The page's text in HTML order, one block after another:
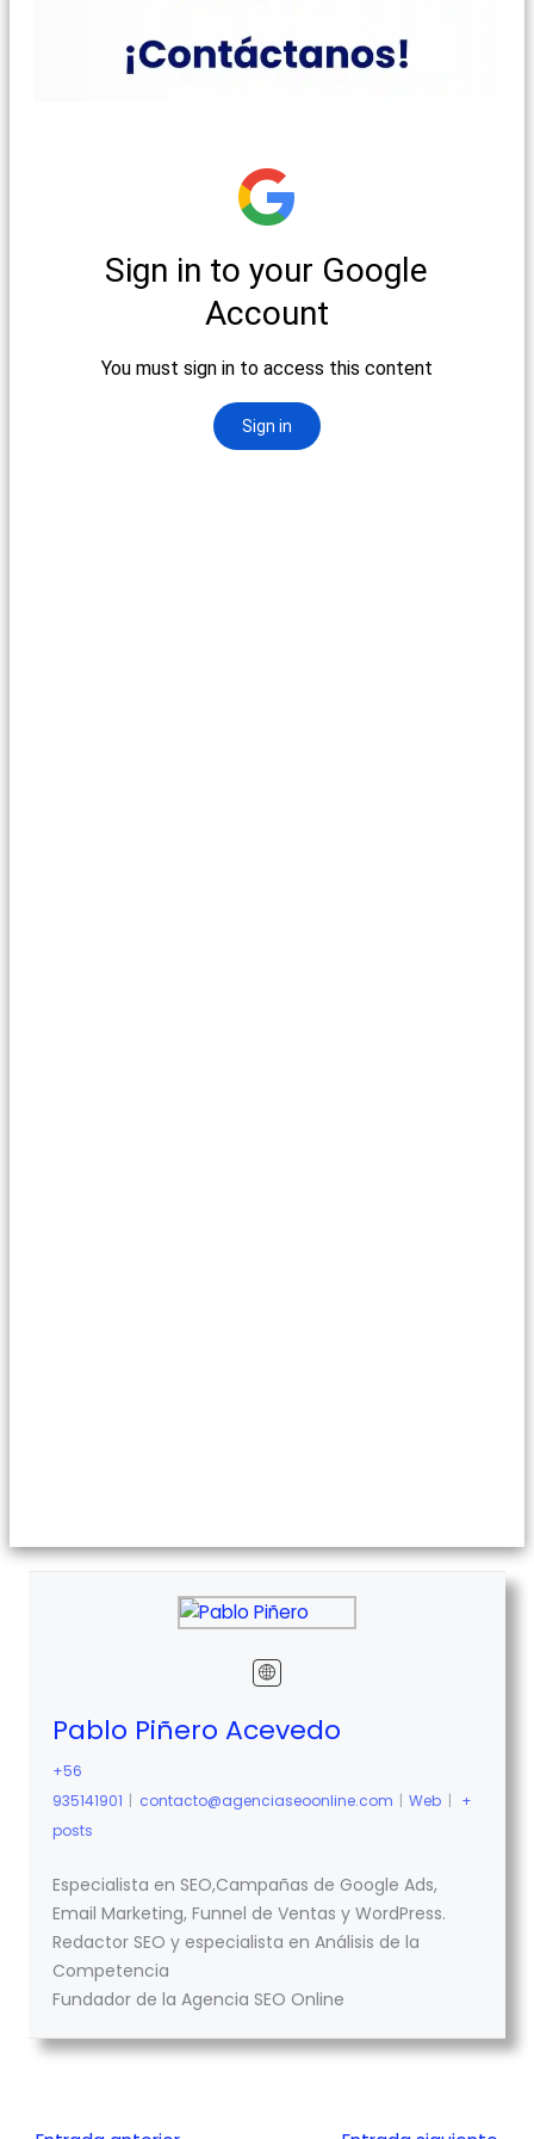
Pablo Piñero Acevedo
+56
935141901 | contacto@agenciaseoonline.com | Web | +
posts
Especialista en SEO,Campañas de Google Ads,
Email Marketing, Funnel de Ventas y WordPress.
Redactor SEO y especialista en Análisis de la
Competencia
Fundador de la Agencia SEO Online